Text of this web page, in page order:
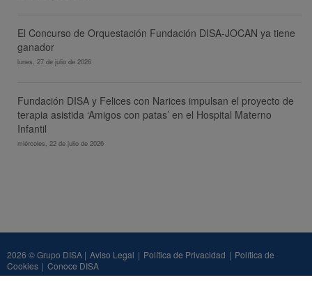
El Concurso de Orquestación Fundación DISA-JOCAN ya tiene
ganador
lunes, 27 de julio de 2026
Fundación DISA y Felices con Narices impulsan el proyecto de
terapia asistida ‘Amigos con patas’ en el Hospital Materno
Infantil
miércoles, 22 de julio de 2026
2026 © Grupo DISA | Aviso Legal | Política de Privacidad | Política de
Cookies | Conoce DISA